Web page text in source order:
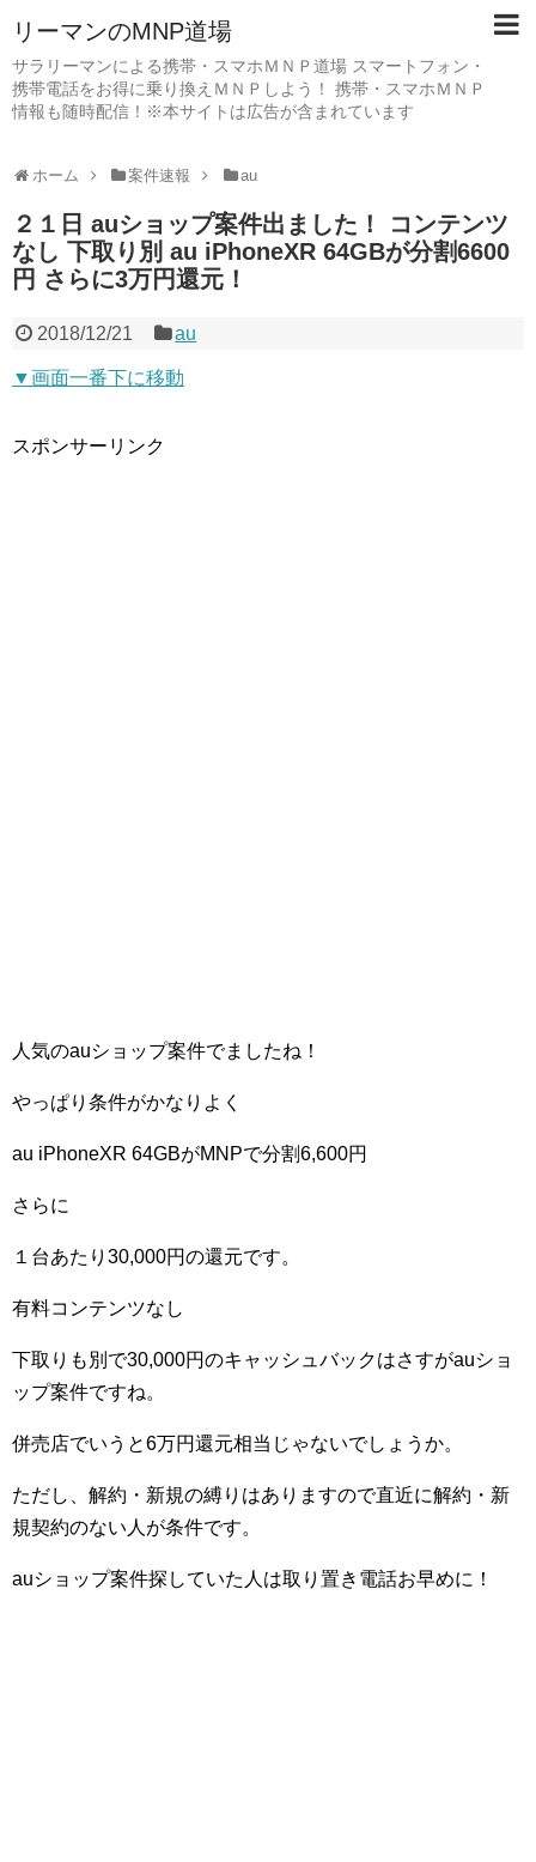
リーマンのMNP道場
サラリーマンによる携帯・スマホＭＮＰ道場 スマートフォン・
携帯電話をお得に乗り換えＭＮＰしよう！ 携帯・スマホＭＮＰ
情報も随時配信！※本サイトは広告が含まれています
ホーム 案件速報 au
２１日 auショップ案件出ました！ コンテンツ
なし 下取り別 au iPhoneXR 64GBが分割6600
円 さらに3万円還元！
2018/12/21 au
▼画面一番下に移動
スポンサーリンク
人気のauショップ案件でましたね！
やっぱり条件がかなりよく
au iPhoneXR 64GBがMNPで分割6,600円
さらに
１台あたり30,000円の還元です。
有料コンテンツなし
下取りも別で30,000円のキャッシュバックはさすがauショ
ップ案件ですね。
併売店でいうと6万円還元相当じゃないでしょうか。
ただし、解約・新規の縛りはありますので直近に解約・新
規契約のない人が条件です。
auショップ案件探していた人は取り置き電話お早めに！